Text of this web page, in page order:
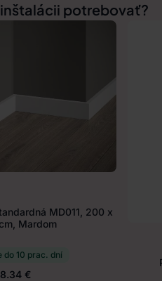
potrebovať?
MD011, 200 x
Mardom
do 10 prac. dní
8.34 €